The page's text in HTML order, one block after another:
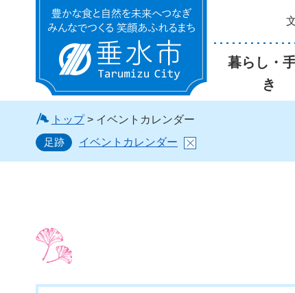
垂水市
暮らし・
き
トップ> イベントカレンダー
足跡
イベントカレンダー